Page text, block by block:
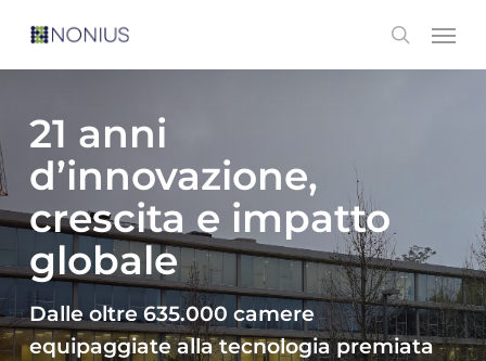
content
search
Menu
21 anni
d’innovazione,
crescita e impatto
globale
Dalle oltre 635.000 camere
equipaggiate alla tecnologia premiata